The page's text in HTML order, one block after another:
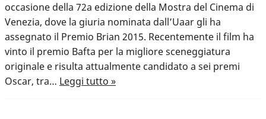
occasione della 72a edizione della Mostra del Cinema di
Venezia, dove la giuria nominata dall’Uaar gli ha
assegnato il Premio Brian 2015. Recentemente il film ha
vinto il premio Bafta per la migliore sceneggiatura
originale e risulta attualmente candidato a sei premi
Oscar, tra… Leggi tutto »